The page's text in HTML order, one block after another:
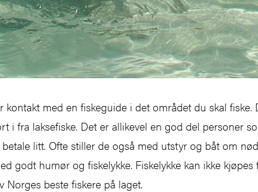
kontakt med en fiskeguide i det området du skal
i fra laksefiske. Det er allikevel en god del personer
litt. Ofte stiller de også med utstyr og båt om
godt humør og fiskelykke. Fiskelykke kan ikke
Norges beste fiskere på laget.